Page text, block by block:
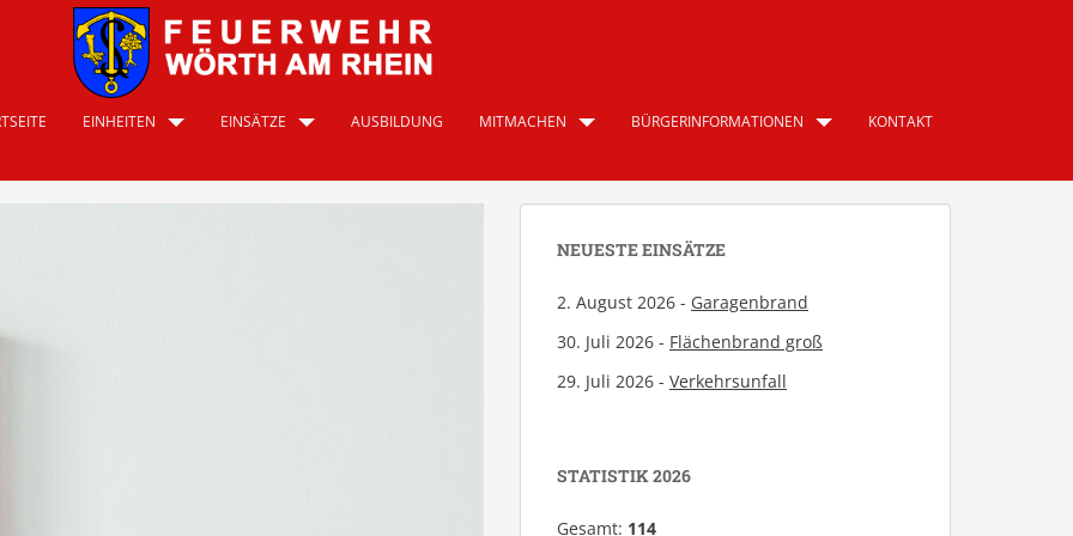
EINHEITEN EINSÄTZE AUSBILDUNG MITMACHEN BÜRGERINFORMATIONEN KONTAKT
NEUESTE EINSÄTZE
2. August 2026 - Garagenbrand
30. Juli 2026 - Flächenbrand groß
29. Juli 2026 - Verkehrsunfall
STATISTIK 2026
Gesamt: 114